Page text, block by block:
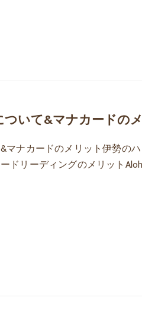
いて&マナカードの
マナカードのメリット伊勢の
ドリーディングのメリット